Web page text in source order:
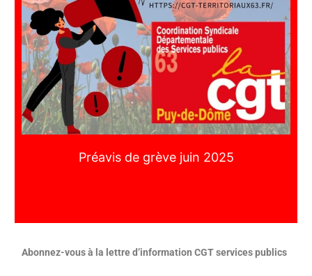
Préavis de grève juin 2025
Abonnez-vous à la lettre d’information CGT services publics